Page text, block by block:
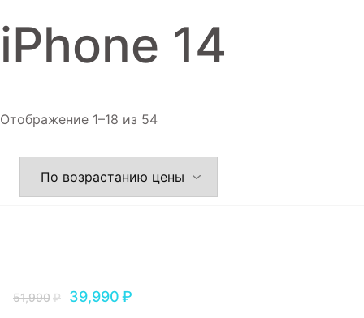
Аксессуары
iPhone 14
Отображение 1–18 из 54
51,990₽ 39,990₽